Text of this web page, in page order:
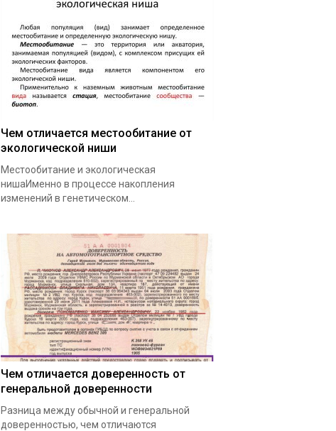
Чем отличается местообитание от
экологической ниши
Местообитание и экологическая
нишаИменно в процессе накопления
изменений в генетическом…
Чем отличается доверенность от
генеральной доверенности
Разница между обычной и генеральной
доверенностью, чем отличаются